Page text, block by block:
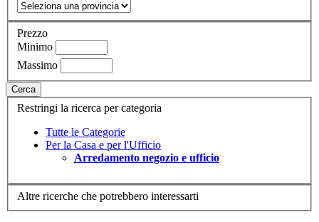
Prezzo
Minimo
Massimo
Cerca
Restringi la ricerca per categoria
Tutte le Categorie
Per la Casa e per l'Ufficio
Arredamento negozio e ufficio
Altre ricerche che potrebbero interessarti